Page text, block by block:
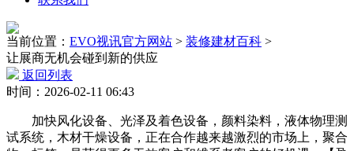
当前位置： EVO视讯官方网站 > 装修建材百科 >
让展商无机会碰到新的供应
返回列表
时间：2026-02-11 06:43
加快风化设备、光泽及着色设备，颜料染料，液体物理测
试系统，木材干燥设备，正在合作越来越激烈的市场上，聚合